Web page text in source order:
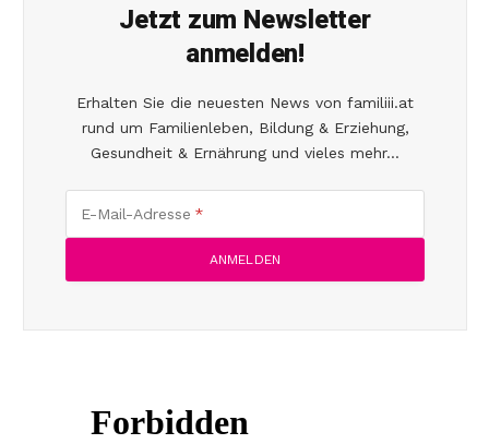
Jetzt zum Newsletter
anmelden!
Erhalten Sie die neuesten News von familiii.at
rund um Familienleben, Bildung & Erziehung,
Gesundheit & Ernährung und vieles mehr...
E-Mail-Adresse